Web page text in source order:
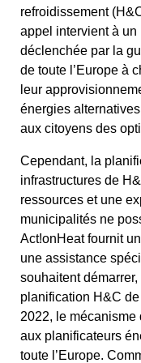
refroidissement
appel intervient à
déclenchée par la
de toute l’Europe à
leur
énergies
aux citoyens des
Cependant, la
infrastructures de
ressources et une
municipalités ne
Act!onHeat fournit
une assistance
souhaitent
planification H&C
2022, le
aux planificateurs
toute l’Europe.